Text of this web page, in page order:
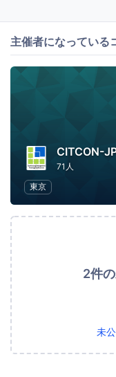
主催者になっている
CITCON-
71人
東京
2件
未